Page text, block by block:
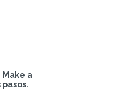
a